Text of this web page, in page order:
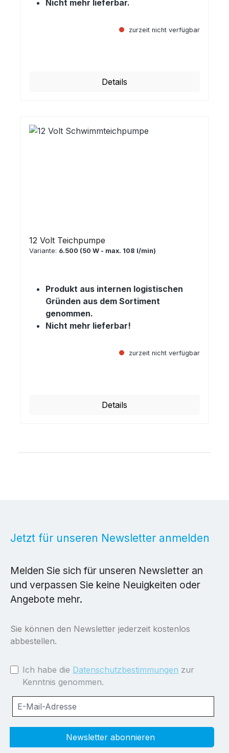
Nicht mehr lieferbar.
zurzeit nicht verfügbar
Details
12 Volt Teichpumpe
Variante: 6.500 (50 W - max. 108 l/min)
Produkt aus internen logistischen
Gründen aus dem Sortiment
genommen.
Nicht mehr lieferbar!
zurzeit nicht verfügbar
Details
Jetzt für unseren Newsletter anmelden
Melden Sie sich für unseren Newsletter an
und verpassen Sie keine Neuigkeiten oder
Angebote mehr.
Sie können den Newsletter jederzeit kostenlos
abbestellen.
Ich habe die Datenschutzbestimmungen zur
Kenntnis genommen.
Newsletter abonnieren